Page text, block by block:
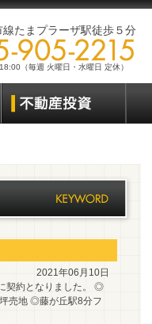
たまプラーザ駅徒歩５分
（毎週 火曜日・水曜日 定休）
2021年06月10日
契約となりました。 ◎
売地 ◎藤が丘駅8分フ